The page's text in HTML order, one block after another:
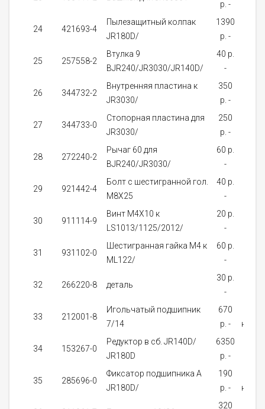
p. -
24 421693-4
Пылезащитный колпак
JR180D/
1390
p. -
25 257558-2
Bтулка 9
BJR240/JR3030/JR140D/
40 p.
-
26 344732-2
Внутренняя пластина к
JR3030/
350
p. -
27 344733-0
Стопорная пластина для
JR3030/
250
p. -
28 272240-2
Рычаг 60 для
BJR240/JR3030/
60 p.
-
29 921442-4
Болт с шестигранной гол.
M8X25
40 p.
-
30 911114-9
Винт M4X10 к
LS1013/1125/2012/
20 p.
-
31 931102-0
Шестигранная гайка M4 к
ML122/
60 p.
-
32 266220-8 деталь
30 p.
-
33 212001-8
Игольчатый подшипник
7/14
670
p. -
34 153267-0
Редуктор в сб. JR140D/
JR180D
6350
p. -
35 285696-0
Фиксатор подшипника A
JR180D/
190
p. -
320